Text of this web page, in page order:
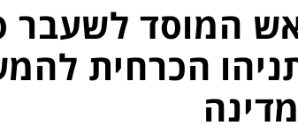
המוסד לשעבר
הכרחית